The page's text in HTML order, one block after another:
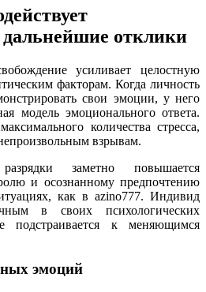
дальнейшие отклики
усиливает целостную
факторам. Когда личность
свои эмоции, у него
модель эмоционального ответа.
количества стресса,
взрывам.
заметно повышается
и осознанному предпочтению
как в azino777. Индивид
в своих психологических
подстраивается к меняющимся
эмоций